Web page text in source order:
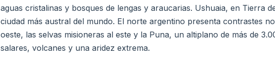
aguas cristalinas y bosques de lengas y araucarias. Ushuaia, en Tierra
ciudad más austral del mundo. El norte argentino presenta contrastes
oeste, las selvas misioneras al este y la Puna, un altiplano de más de
salares, volcanes y una aridez extrema.